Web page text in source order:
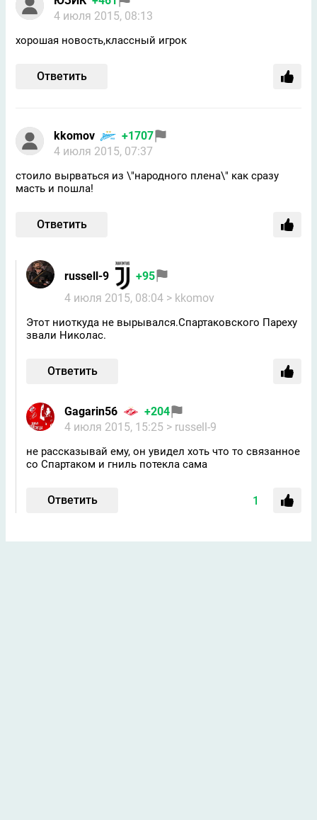
4 июля 2015, 08:13
хорошая новость,классный игрок
Ответить
kkomov
+1707
4 июля 2015, 07:37
стоило вырваться из \"народного плена\" как сразу
масть и пошла!
Ответить
russell-9
+95
4 июля 2015, 08:04 > kkomov
Этот ниоткуда не вырывался.Спартаковского Пареху
звали Николас.
Ответить
Gagarin56
+204
4 июля 2015, 15:25 > russell-9
не рассказывай ему, он увидел хоть что то связанное
со Спартаком и гниль потекла сама
Ответить 1